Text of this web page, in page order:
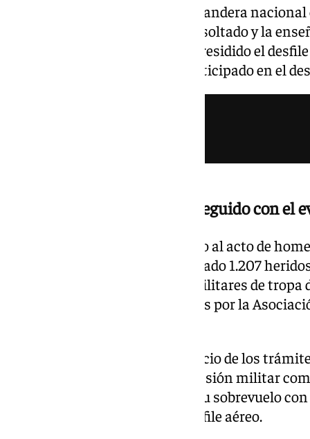
En el momento del izado de la bandera
que la subía por el mástil se ha soltado y la
una bandeja y, en su lugar, ha presidido el
más antigua de las que han participado en el
Tras el incidente, se ha proseguido con el
Posteriormente, se ha procedido al acto de
España. En 2025, se han registrado 1.207
misiones en el exterior, y dos militares de
fallecido, según datos facilitados por la
Este 2026 también marca el inicio de los
Defensa para declarar a la profesión militar
turno de la Formación Mirlo y su sobrevuelo
nacional, que daría inicio al desfile aéreo.